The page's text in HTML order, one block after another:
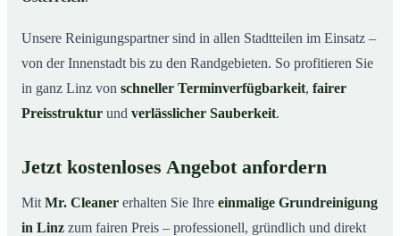
Unsere Reinigungspartner sind in allen Stadtteilen im Einsatz –
von der Innenstadt bis zu den Randgebieten. So profitieren Sie
in ganz Linz von schneller Terminverfügbarkeit, fairer
Preisstruktur und verlässlicher Sauberkeit.
Jetzt kostenloses Angebot anfordern
Mit Mr. Cleaner erhalten Sie Ihre einmalige Grundreinigung
in Linz zum fairen Preis – professionell, gründlich und direkt